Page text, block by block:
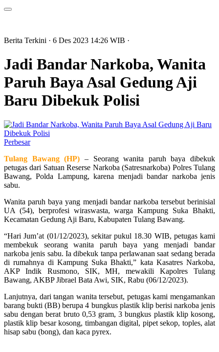
Berita Terkini · 6 Des 2023 14:26 WIB ·
Jadi Bandar Narkoba, Wanita
Paruh Baya Asal Gedung Aji
Baru Dibekuk Polisi
Perbesar
Tulang Bawang (HP) – Seorang wanita paruh baya dibekuk
petugas dari Satuan Reserse Narkoba (Satresnarkoba) Polres Tulang
Bawang, Polda Lampung, karena menjadi bandar narkoba jenis
sabu.
Wanita paruh baya yang menjadi bandar narkoba tersebut berinisial
UA (54), berprofesi wiraswasta, warga Kampung Suka Bhakti,
Kecamatan Gedung Aji Baru, Kabupaten Tulang Bawang.
“Hari Jum’at (01/12/2023), sekitar pukul 18.30 WIB, petugas kami
membekuk seorang wanita paruh baya yang menjadi bandar
narkoba jenis sabu. Ia dibekuk tanpa perlawanan saat sedang berada
di rumahnya di Kampung Suka Bhakti,” kata Kasatres Narkoba,
AKP Indik Rusmono, SIK, MH, mewakili Kapolres Tulang
Bawang, AKBP Jibrael Bata Awi, SIK, Rabu (06/12/2023).
Lanjutnya, dari tangan wanita tersebut, petugas kami mengamankan
barang bukti (BB) berupa 4 bungkus plastik klip berisi narkoba jenis
sabu dengan berat bruto 0,53 gram, 3 bungkus plastik klip kosong,
plastik klip besar kosong, timbangan digital, pipet sekop, toples, alat
hisap sabu (bong), dan kaca pyrex.